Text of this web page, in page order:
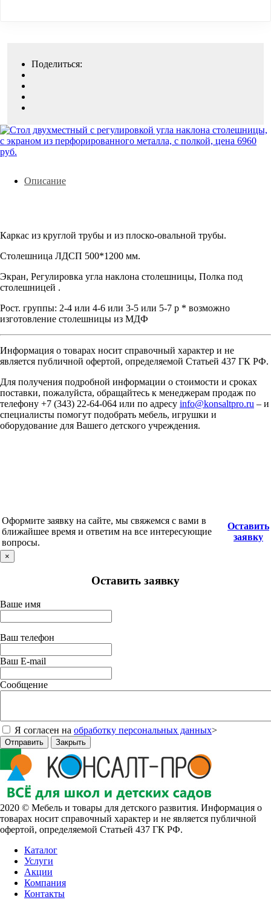
Поделиться:
Описание
Каркас из круглой трубы и из плоско-овальной трубы.
Столешница ЛДСП 500*1200 мм.
Экран, Регулировка угла наклона столешницы, Полка под
столешницей .
Рост. группы: 2-4 или 4-6 или 3-5 или 5-7 р * возможно
изготовление столешницы из МДФ
Информация о товарах носит справочный характер и не
является публичной офертой, определяемой Статьей 437 ГК РФ.
Для получения подробной информации о стоимости и сроках
поставки, пожалуйста, обращайтесь к менеджерам продаж по
телефону +7 (343) 22-64-064 или по адресу info@konsaltpro.ru – и
специалисты помогут подобрать мебель, игрушки и
оборудование для Вашего детского учреждения.
Оформите заявку на сайте, мы свяжемся с вами в
ближайшее время и ответим на все интересующие
вопросы.
Оставить
заявку
×
Оставить заявку
Ваше имя
Ваш телефон
Ваш E-mail
Сообщение
Я согласен на обработку персональных данных>
Отправить Закрыть
2020 © Мебель и товары для детского развития. Информация о
товарах носит справочный характер и не является публичной
офертой, определяемой Статьей 437 ГК РФ.
Каталог
Услуги
Акции
Компания
Контакты